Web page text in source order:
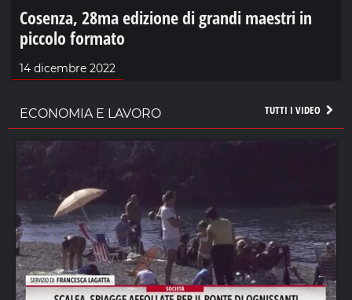
Cosenza, 28ma edizione di grandi maestri in
piccolo formato
14 dicembre 2022
TUTTI I VIDEO
ECONOMIA E LAVORO